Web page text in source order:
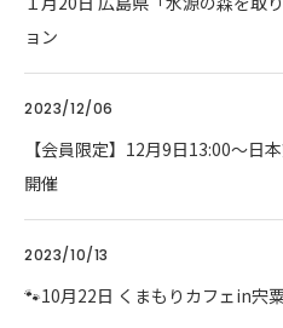
ョン
2023/12/06
【会員限定】12月9日13:00～日
開催
2023/10/13
🐾10月22日 くまもりカフェin宍粟